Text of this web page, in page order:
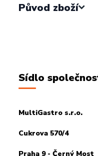
Původ zboží
Sídlo
MultiGastro s.r.o.
Cukrova 570/4
Praha 9 - Černý Most